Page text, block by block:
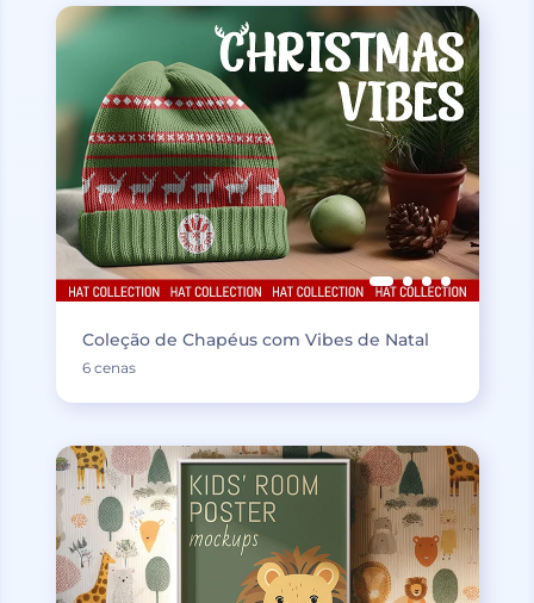
Coleção de Chapéus com Vibes de Natal
6 cenas